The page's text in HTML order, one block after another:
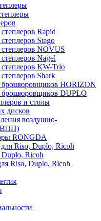
Rapid
Stago
NOVUS
Nagel
KW-Trio
Shark
брошюровщиков HORIZON
брошюровщиков DUPLO
и столы
дисков
воздушно-
RONGDA
Riso, Duplo, Ricoh
Duplo, Ricoh
Riso, Duplo, Ricoh